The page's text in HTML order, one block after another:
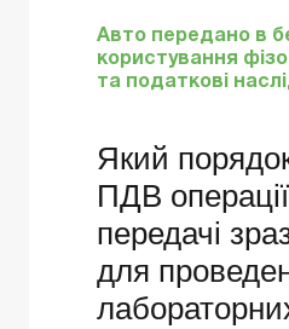
Авто передано в
користування
та податкові
Який
ПДВ
передачі
для